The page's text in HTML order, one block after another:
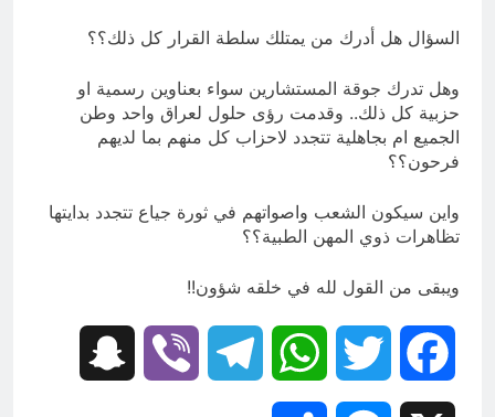
السؤال هل أدرك من يمتلك سلطة القرار كل ذلك؟؟
وهل تدرك جوقة المستشارين سواء بعناوين رسمية او
حزبية كل ذلك.. وقدمت رؤى حلول لعراق واحد وطن
الجميع ام بجاهلية تتجدد لاحزاب كل منهم بما لديهم
فرحون؟؟
واين سيكون الشعب واصواتهم في ثورة جياع تتجدد بدايتها
تظاهرات ذوي المهن الطبية؟؟
ويبقى من القول لله في خلقه شؤون!!
Facebook
Twitter
WhatsApp
Telegram
Viber